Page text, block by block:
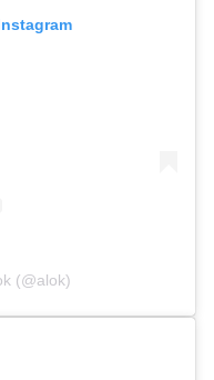
(@alok)